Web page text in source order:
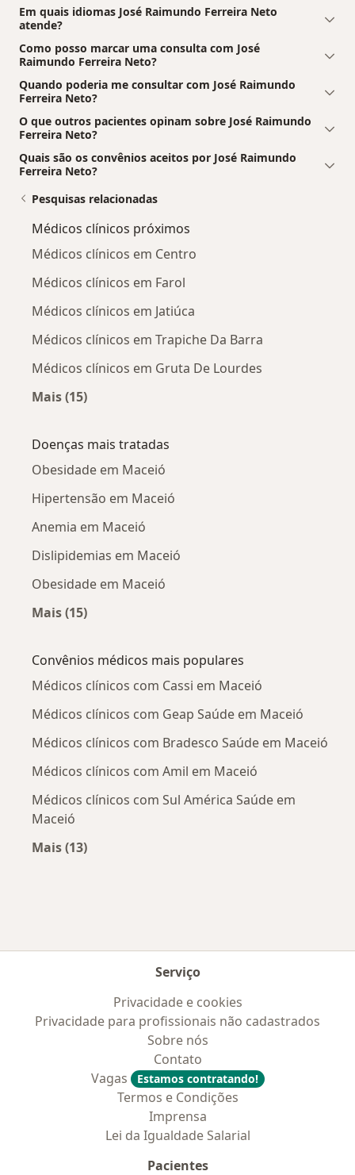
Em quais idiomas José Raimundo Ferreira Neto
atende?
Como posso marcar uma consulta com José
Raimundo Ferreira Neto?
Quando poderia me consultar com José Raimundo
Ferreira Neto?
O que outros pacientes opinam sobre José Raimundo
Ferreira Neto?
Quais são os convênios aceitos por José Raimundo
Ferreira Neto?
Pesquisas relacionadas
Médicos clínicos próximos
Médicos clínicos em Centro
Médicos clínicos em Farol
Médicos clínicos em Jatiúca
Médicos clínicos em Trapiche Da Barra
Médicos clínicos em Gruta De Lourdes
Mais (15)
Doenças mais tratadas
Obesidade em Maceió
Hipertensão em Maceió
Anemia em Maceió
Dislipidemias em Maceió
Obesidade em Maceió
Mais (15)
Convênios médicos mais populares
Médicos clínicos com Cassi em Maceió
Médicos clínicos com Geap Saúde em Maceió
Médicos clínicos com Bradesco Saúde em Maceió
Médicos clínicos com Amil em Maceió
Médicos clínicos com Sul América Saúde em
Maceió
Mais (13)
Serviço
Privacidade e cookies
Privacidade para profissionais não cadastrados
Sobre nós
Contato
Vagas
Estamos contratando!
Termos e Condições
Imprensa
Lei da Igualdade Salarial
Pacientes